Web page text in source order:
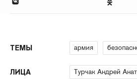
ТЕМЫ армия
ЛИЦА Турчак Андрей